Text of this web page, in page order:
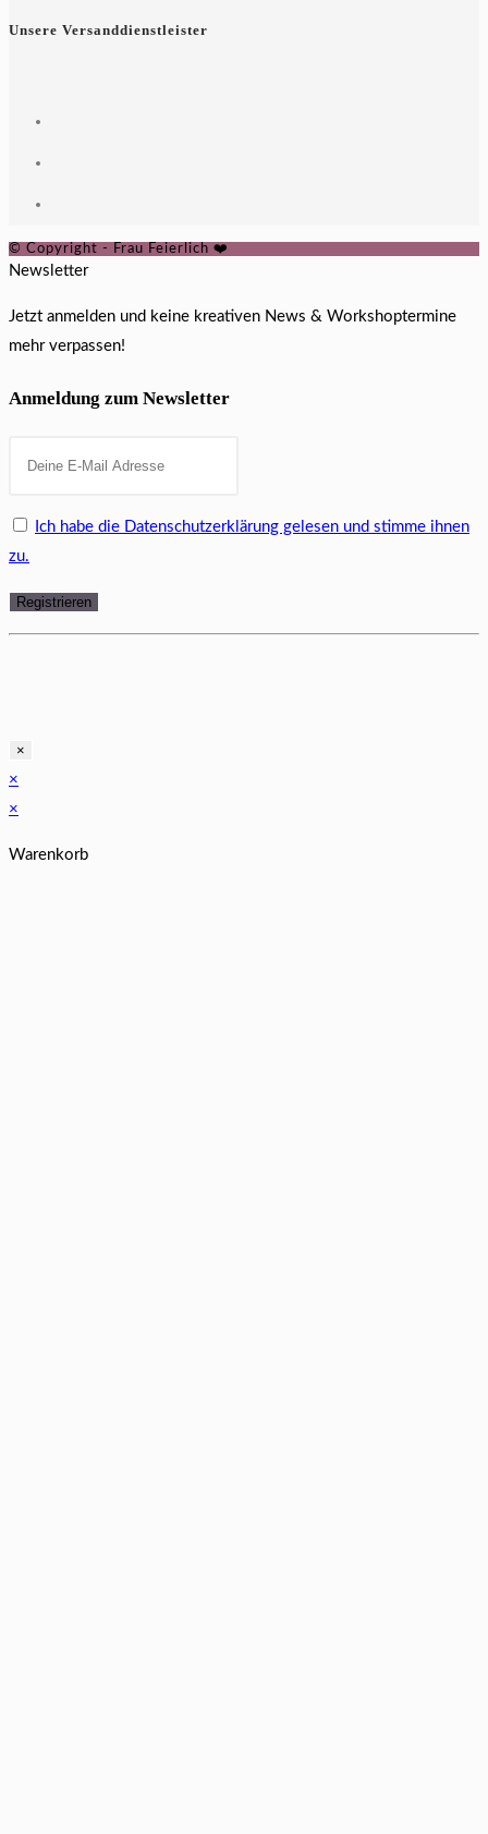
Unsere Versanddienstleister
© Copyright - Frau Feierlich ❤️
Newsletter
Jetzt anmelden und keine kreativen News & Workshoptermine
mehr verpassen!
Anmeldung zum Newsletter
Ich habe die Datenschutzerklärung gelesen und stimme ihnen
zu.
×
×
×
Warenkorb